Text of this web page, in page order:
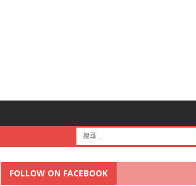
FOLLOW ON FACEBOOK